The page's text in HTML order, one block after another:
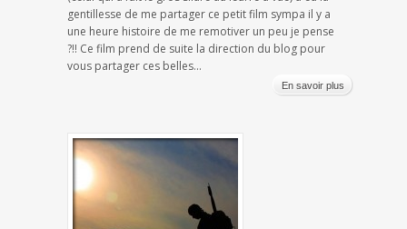
gentillesse de me partager ce petit film sympa il y a
une heure histoire de me remotiver un peu je pense
?!! Ce film prend de suite la direction du blog pour
vous partager ces belles...
En savoir plus